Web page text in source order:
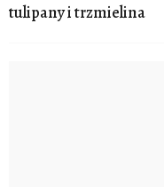
tulipany i trzmielina